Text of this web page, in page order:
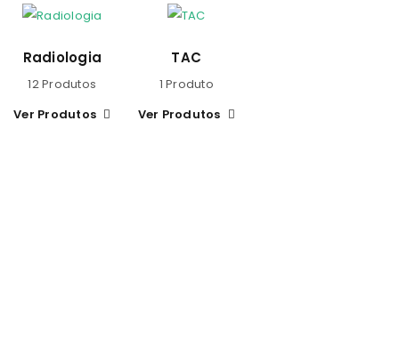
Radiologia
12 Produtos
Ver Produtos
TAC
1 Produto
Ver Produtos